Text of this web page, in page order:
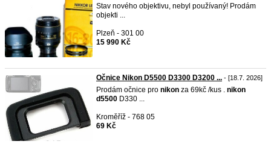
Stav nového objektivu, nebyl používaný! Prodám
objekti ...
Plzeň - 301 00
15 990 Kč
Očnice Nikon D5500 D3300 D3200 ... - [18.7. 2026]
Prodám očnice pro nikon za 69kč /kus . nikon
d5500 D330 ...
Kroměříž - 768 05
69 Kč